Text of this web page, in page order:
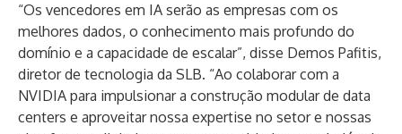
“Os vencedores em IA serão as empresas com os
melhores dados, o conhecimento mais profundo do
domínio e a capacidade de escalar”, disse Demos Pafitis,
diretor de tecnologia da SLB. “Ao colaborar com a
NVIDIA para impulsionar a construção modular de data
centers e aproveitar nossa expertise no setor e nossas